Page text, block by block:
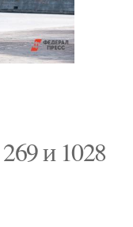
и 1028